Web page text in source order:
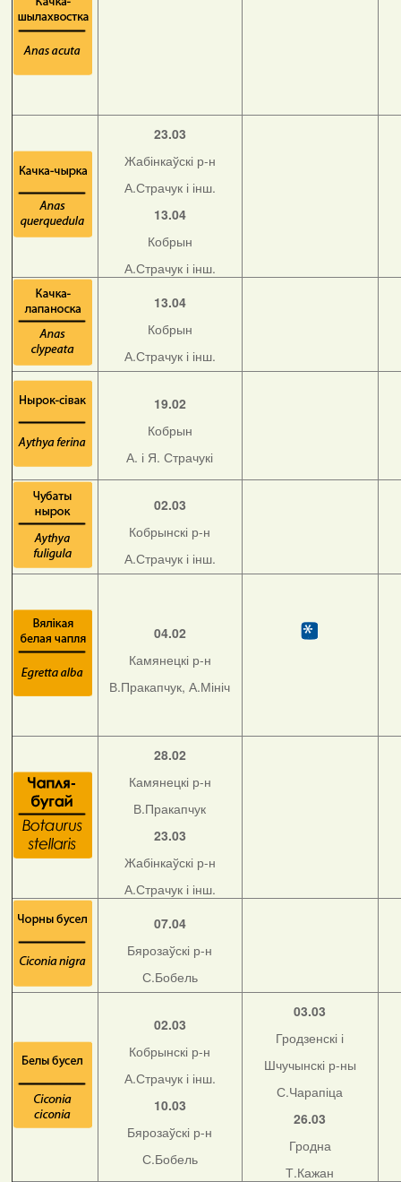
23.03
Жабінкаўскі р-н
А.Страчук і інш.
13.04
Кобрын
А.Страчук і інш.
13.04
Кобрын
А.Страчук і інш.
19.02
Кобрын
А. і Я. Страчукі
02.03
Кобрынскі р-н
А.Страчук і інш.
04.02
Камянецкі р-н
В.Пракапчук, А.Мініч
28.02
Камянецкі р-н
В.Пракапчук
23.03
Жабінкаўскі р-н
А.Страчук і інш.
07.04
Бярозаўскі р-н
С.Бобель
02.03
Кобрынскі р-н
А.Страчук і інш.
10.03
Бярозаўскі р-н
С.Бобель
03.03
Гродзенскі і
Шчучынскі р-ны
С.Чарапіца
26.03
Гродна
Т.Кажан